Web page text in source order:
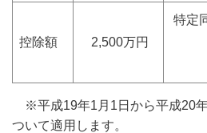
控除額 2,500万円
特定
※平成19年1月1日から平成20
ついて適用します。